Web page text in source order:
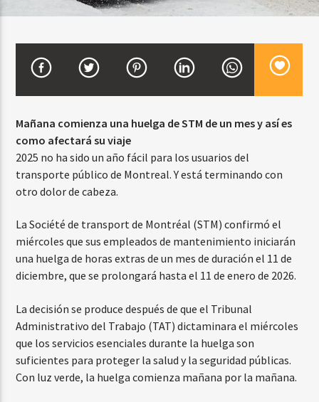
CURRENT SHOW
BALADAS Y VALLENATO
2:00 PM 5:00 PM
Beone Radio
Mañana comienza una huelga de STM de un mes y así es
como afectará su viaje
2025 no ha sido un año fácil para los usuarios del
transporte público de Montreal. Y está terminando con
otro dolor de cabeza.
La Société de transport de Montréal (STM) confirmó el
miércoles que sus empleados de mantenimiento iniciarán
una huelga de horas extras de un mes de duración el 11 de
diciembre, que se prolongará hasta el 11 de enero de 2026.
La decisión se produce después de que el Tribunal
Administrativo del Trabajo (TAT) dictaminara el miércoles
que los servicios esenciales durante la huelga son
suficientes para proteger la salud y la seguridad públicas.
Con luz verde, la huelga comienza mañana por la mañana.